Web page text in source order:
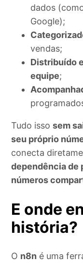
dados
Google);
vendas;
Distribuído
equipe;
Tudo isso sem
seu próprio
conecta
dependência de
números
E onde
história?
O n8n é uma